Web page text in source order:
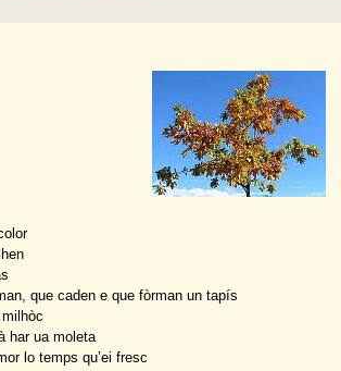
que caden e que fòrman un tapís
har ua moleta
lo temps qu’ei fresc